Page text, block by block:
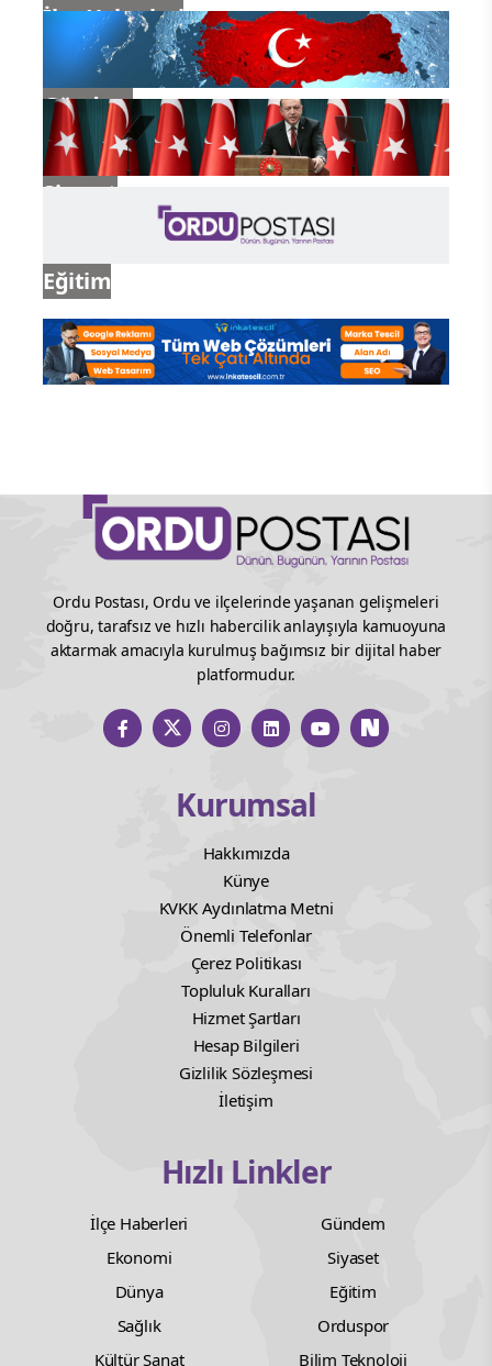
İlçe Haberleri
Gündem
Siyaset
Eğitim
Ordu Postası, Ordu ve ilçelerinde yaşanan gelişmeleri
doğru, tarafsız ve hızlı habercilik anlayışıyla kamuoyuna
aktarmak amacıyla kurulmuş bağımsız bir dijital haber
platformudur.
Kurumsal
Hakkımızda
Künye
KVKK Aydınlatma Metni
Önemli Telefonlar
Çerez Politikası
Topluluk Kuralları
Hizmet Şartları
Hesap Bilgileri
Gizlilik Sözleşmesi
İletişim
Hızlı Linkler
İlçe Haberleri
Gündem
Ekonomi
Siyaset
Dünya
Eğitim
Sağlık
Orduspor
Kültür Sanat
Bilim Teknoloji